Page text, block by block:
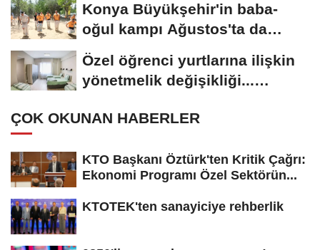
Konya Büyükşehir'in baba-
oğul kampı Ağustos'ta da
sürecek
Özel öğrenci yurtlarına ilişkin
yönetmelik değişikliği...
ÇOK OKUNAN HABERLER
KTO Başkanı Öztürk'ten Kritik Çağrı:
Ekonomi Programı Özel Sektörün...
KTOTEK'ten sanayiciye rehberlik